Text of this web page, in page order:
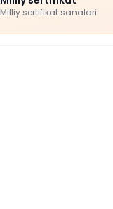
Milliy sertifikat sanalari